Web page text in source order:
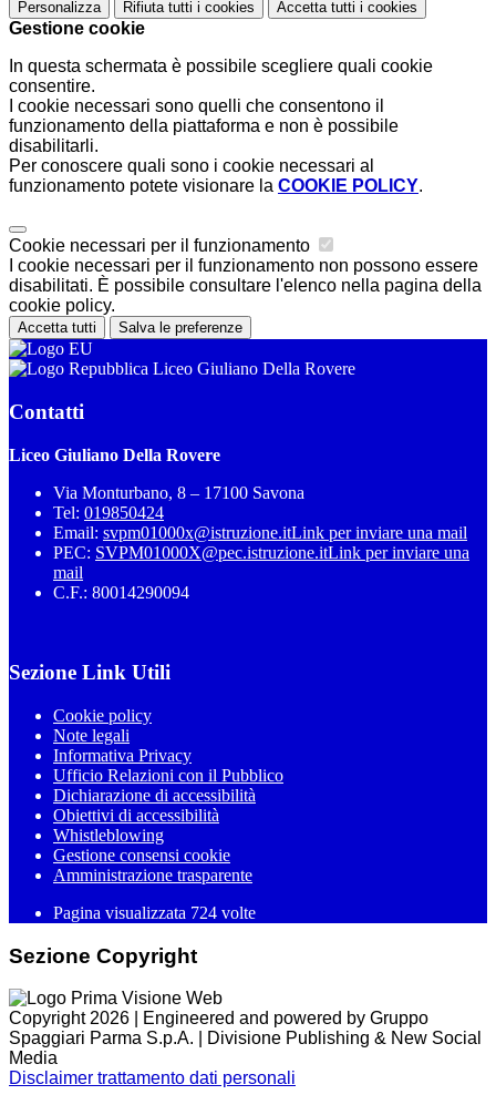
Personalizza Rifiuta tutti i cookies Accetta tutti i cookies
Gestione cookie
In questa schermata è possibile scegliere quali cookie
consentire.
I cookie necessari sono quelli che consentono il
funzionamento della piattaforma e non è possibile
disabilitarli.
Per conoscere quali sono i cookie necessari al
funzionamento potete visionare la COOKIE POLICY.
Cookie necessari per il funzionamento
I cookie necessari per il funzionamento non possono essere
disabilitati. È possibile consultare l'elenco nella pagina della
cookie policy.
Accetta tutti Salva le preferenze
Liceo Giuliano Della Rovere
Contatti
Liceo Giuliano Della Rovere
Via Monturbano, 8 – 17100 Savona
Tel: 019850424
Email: svpm01000x@istruzione.itLink per inviare una mail
PEC: SVPM01000X@pec.istruzione.itLink per inviare una
mail
C.F.: 80014290094
Sezione Link Utili
Cookie policy
Note legali
Informativa Privacy
Ufficio Relazioni con il Pubblico
Dichiarazione di accessibilità
Obiettivi di accessibilità
Whistleblowing
Gestione consensi cookie
Amministrazione trasparente
Pagina visualizzata 724 volte
Sezione Copyright
Copyright 2026 | Engineered and powered by Gruppo
Spaggiari Parma S.p.A. | Divisione Publishing & New Social
Media
Disclaimer trattamento dati personali